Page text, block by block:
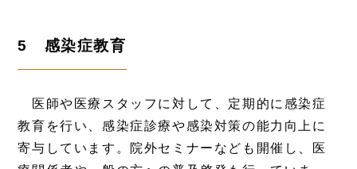
5 感染症教育
医師や医療スタッフに対して、定期的に感染症
教育を行い、感染症診療や感染対策の能力向上に
寄与しています。院外セミナーなども開催し、医